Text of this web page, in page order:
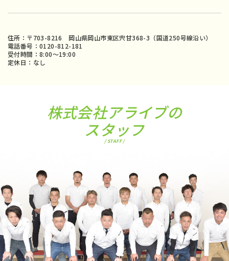
住所：〒703-8216 岡山県岡山市東区宍甘368-3（国道250号線沿い）
電話番号：0120-812-181
受付時間：8:00〜19:00
定休日：なし
株式会社アライブの
スタッフ
/ STAFF /